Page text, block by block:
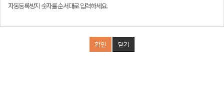
자동등록방지 숫자를 순서대로 입력하세요.
확인 닫기